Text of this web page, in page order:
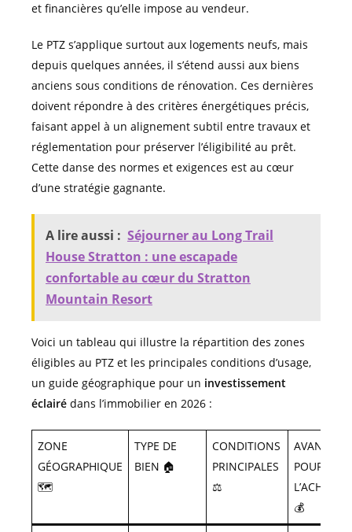
et financières qu’elle impose au vendeur.
Le PTZ s’applique surtout aux logements neufs, mais
depuis quelques années, il s’étend aussi aux biens
anciens sous conditions de rénovation. Ces dernières
doivent répondre à des critères énergétiques précis,
faisant appel à un alignement subtil entre travaux et
réglementation pour préserver l’éligibilité au prêt.
Cette danse des normes et exigences est au cœur
d’une stratégie gagnante.
A lire aussi : Séjourner au Long Trail
House Stratton : une escapade
confortable au cœur du Stratton
Mountain Resort
Voici un tableau qui illustre la répartition des zones
éligibles au PTZ et les principales conditions d’usage,
un guide géographique pour un investissement
éclairé dans l’immobilier en 2026 :
ZONE
GÉOGRAPHIQUE
🗺️
TYPE DE
BIEN 🏠
CONDITIONS
PRINCIPALES
⚖️
AVANTAGE
POUR
💰